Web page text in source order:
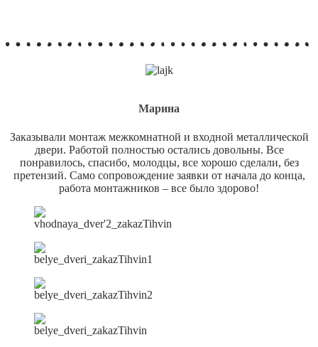
Марина
Заказывали монтаж межкомнатной и входной металлической
двери. Работой полностью остались довольны. Все
понравилось, спасибо, молодцы, все хорошо сделали, без
претензий. Само сопровождение заявки от начала до конца,
работа монтажников – все было здорово!